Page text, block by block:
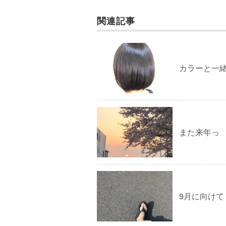
関連記事
カラーと一
また来年っ
9月に向けて